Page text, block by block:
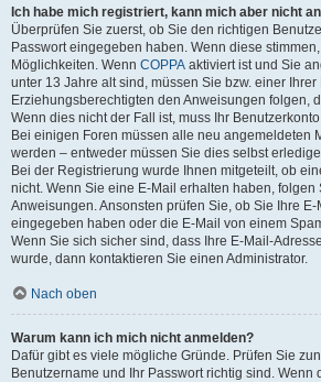
Ich habe mich registriert, kann mich aber nicht
Überprüfen Sie zuerst, ob Sie den richtigen
Passwort eingegeben haben. Wenn diese
Möglichkeiten. Wenn COPPA aktiviert ist und Sie
unter 13 Jahre alt sind, müssen Sie bzw. einer
Erziehungsberechtigten den Anweisungen folgen,
Wenn dies nicht der Fall ist, muss Ihr
Bei einigen Foren müssen alle neu angemeldeten
werden – entweder müssen Sie dies selbst
Bei der Registrierung wurde Ihnen mitgeteilt, ob
nicht. Wenn Sie eine E-Mail erhalten haben, folgen
Anweisungen. Ansonsten prüfen Sie, ob Sie Ihre
eingegeben haben oder die E-Mail von einem
Wenn Sie sich sicher sind, dass Ihre E-Mail-
wurde, dann kontaktieren Sie einen Administrator.
Nach oben
Warum kann ich mich nicht anmelden?
Dafür gibt es viele mögliche Gründe. Prüfen Sie
Benutzername und Ihr Passwort richtig sind. Wenn